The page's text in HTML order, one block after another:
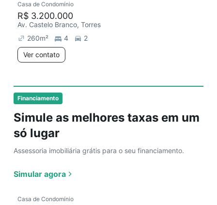
Financiamento
Simule as melhores taxas em um
só lugar
Assessoria imobiliária grátis para o seu financiamento.
Simular agora
Casa de Condomínio
R$ 3.200.000
Av. Castelo Branco, Torres
260m² 4
2
Ver contato
Casa de Condomínio